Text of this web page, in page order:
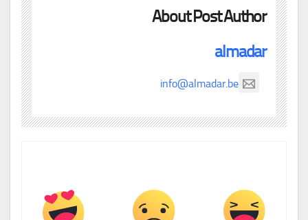
About Post Author
almadar
info@almadar.be